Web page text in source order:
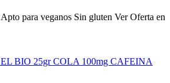
para veganos Sin gluten Ver Oferta en